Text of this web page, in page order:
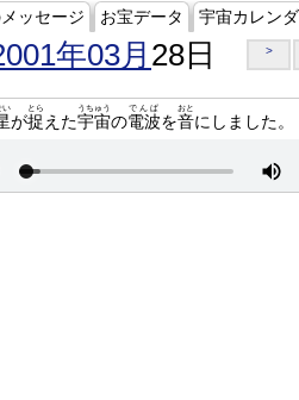
ッセージ お宝データ 宇宙カレン
年03月 28日 >
い
が捉
とら
えた宇宙
うちゅう
の電波
でんぱ
を音
おと
にしました。